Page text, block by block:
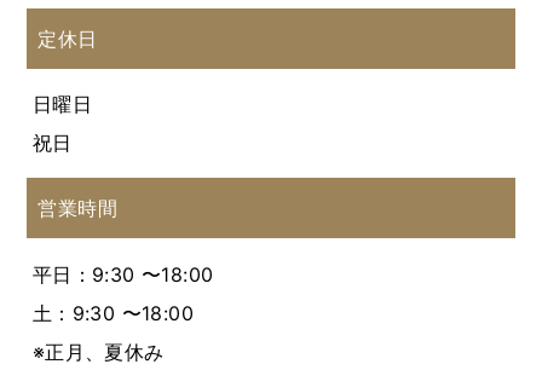
定休日
日曜日
祝日
営業時間
平日：9:30 〜18:00
土：9:30 〜18:00
※正月、夏休み